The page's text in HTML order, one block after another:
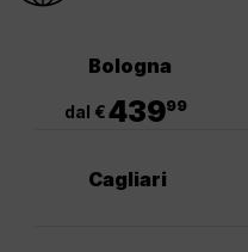
Bologna
dal €43999
Cagliari